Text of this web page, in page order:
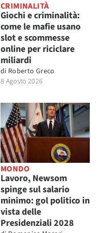
CRIMINALITÀ
Giochi e criminalità:
come le mafie usano
slot e scommesse
online per riciclare
miliardi
di Roberto Greco
8 Agosto 2026
MONDO
Lavoro, Newsom
spinge sul salario
minimo: gol politico in
vista delle
Presidenziali 2028